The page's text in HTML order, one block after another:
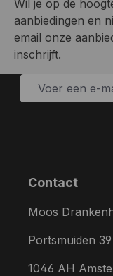
Wil je op de
aanbiedingen en
email onze
inschrijft.
Contact
Moos
Portsmuiden 39
1046 AH